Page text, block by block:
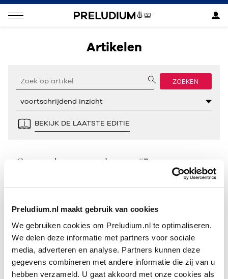
Preludium.nl maakt gebruik van cookies
We gebruiken cookies om Preludium.nl te optimaliseren.
We delen deze informatie met partners voor sociale
media, adverteren en analyse. Partners kunnen deze
gegevens combineren met andere informatie die zij van u
hebben verzameld. U gaat akkoord met onze cookies als
Artikelen
ZOEKEN
BEKIJK DE LAATSTE EDITIE
Geen resultaten gevonden voor “”.